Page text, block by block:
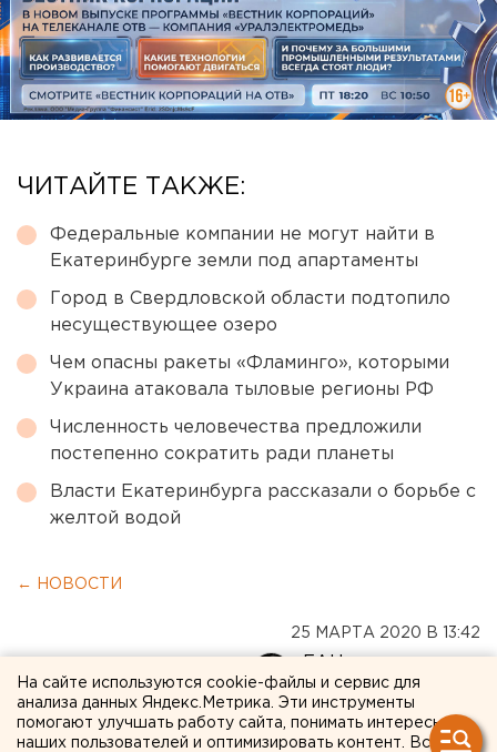
ЧИТАЙТЕ ТАКЖЕ:
Федеральные компании не могут найти в
Екатеринбурге земли под апартаменты
Город в Свердловской области подтопило
несуществующее озеро
Чем опасны ракеты «Фламинго», которыми
Украина атаковала тыловые регионы РФ
Численность человечества предложили
постепенно сократить ради планеты
Власти Екатеринбурга рассказали о борьбе с
желтой водой
← НОВОСТИ
25 МАРТА 2020 В 13:42
За сутки в России
На сайте используются cookie-файлы и сервис для
анализа данных Яндекс.Метрика. Эти инструменты
помогают улучшать работу сайта, понимать интересы
наших пользователей и оптимизировать контент. Вся